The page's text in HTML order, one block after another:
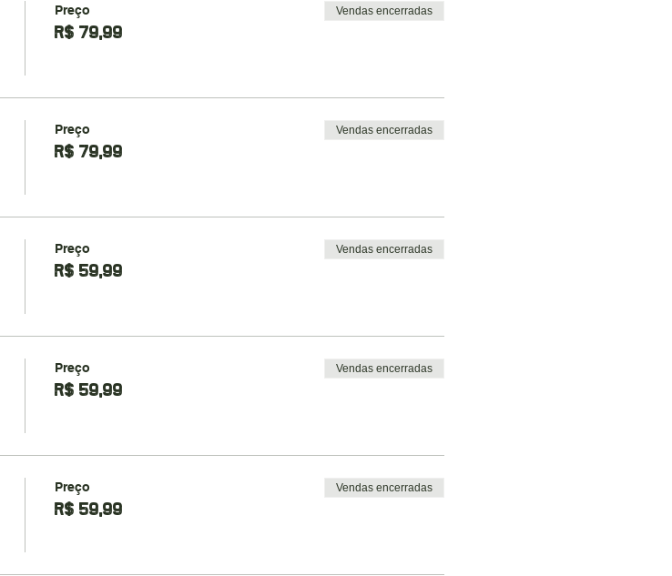
Preço
R$ 79,99
Vendas encerradas
Preço
R$ 79,99
Vendas encerradas
Preço
R$ 59,99
Vendas encerradas
Preço
R$ 59,99
Vendas encerradas
Preço
R$ 59,99
Vendas encerradas